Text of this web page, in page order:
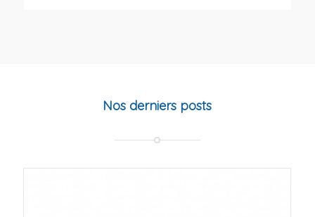
Nos derniers posts